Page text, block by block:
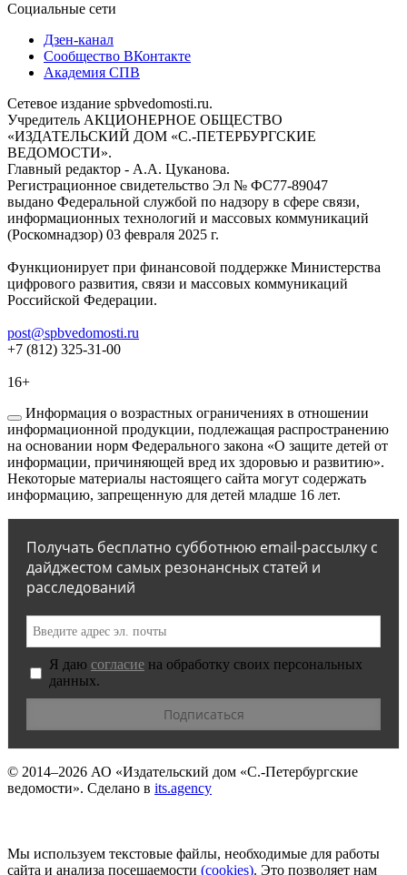
Социальные сети
Дзен-канал
Сообщество ВКонтакте
Академия СПВ
Сетевое издание spbvedomosti.ru.
Учредитель АКЦИОНЕРНОЕ ОБЩЕСТВО
«ИЗДАТЕЛЬСКИЙ ДОМ «С.-ПЕТЕРБУРГСКИЕ
ВЕДОМОСТИ».
Главный редактор - А.А. Цуканова.
Регистрационное свидетельство Эл № ФС77-89047
выдано Федеральной службой по надзору в сфере связи,
информационных технологий и массовых коммуникаций
(Роскомнадзор) 03 февраля 2025 г.
Функционирует при финансовой поддержке Министерства
цифрового развития, связи и массовых коммуникаций
Российской Федерации.
post@spbvedomosti.ru
+7 (812) 325-31-00
16+
Информация о возрастных ограничениях в отношении
информационной продукции, подлежащая распространению
на основании норм Федерального закона «О защите детей от
информации, причиняющей вред их здоровью и развитию».
Некоторые материалы настоящего сайта могут содержать
информацию, запрещенную для детей младше 16 лет.
Получать бесплатно субботнюю email-рассылку с
дайджестом самых резонансных статей и
расследований
Я даю согласие на обработку своих персональных
данных.
© 2014–2026 АО «Издательский дом «С.-Петербургские
ведомости». Сделано в its.agency
Мы используем текстовые файлы, необходимые для работы
сайта и анализа посещаемости (сookies). Это позволяет нам